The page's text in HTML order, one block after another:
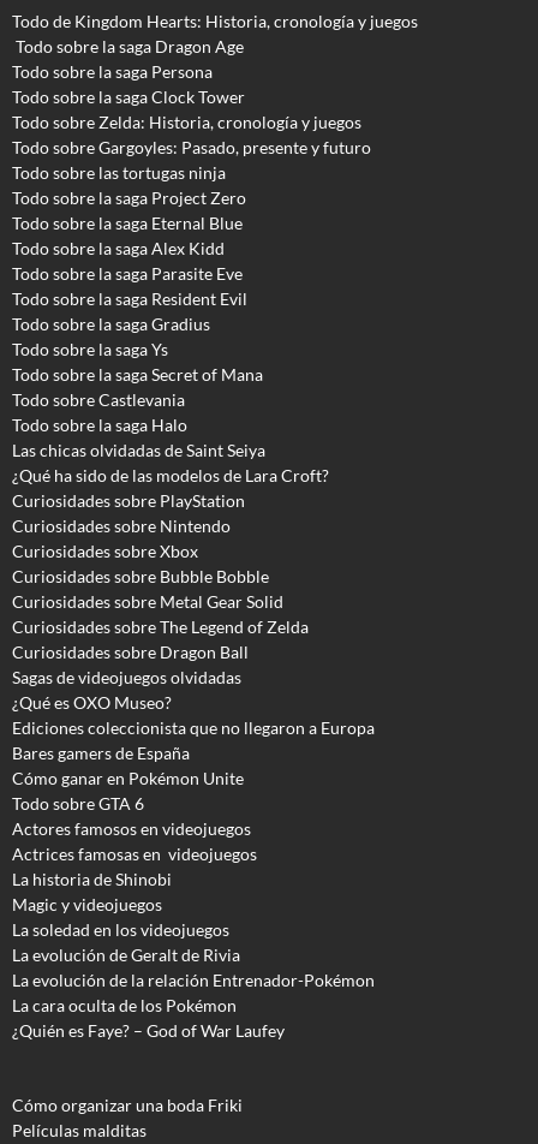
Todo de Kingdom Hearts: Historia, cronología y juegos
Todo sobre la saga Dragon Age
Todo sobre la saga Persona
Todo sobre la saga Clock Tower
Todo sobre Zelda: Historia, cronología y juegos
Todo sobre Gargoyles: Pasado, presente y futuro
Todo sobre las tortugas ninja
Todo sobre la saga Project Zero
Todo sobre la saga Eternal Blue
Todo sobre la saga Alex Kidd
Todo sobre la saga Parasite Eve
Todo sobre la saga Resident Evil
Todo sobre la saga Gradius
Todo sobre la saga Ys
Todo sobre la saga Secret of Mana
Todo sobre Castlevania
Todo sobre la saga Halo
Las chicas olvidadas de Saint Seiya
¿Qué ha sido de las modelos de Lara Croft?
Curiosidades sobre PlayStation
Curiosidades sobre Nintendo
Curiosidades sobre Xbox
Curiosidades sobre Bubble Bobble
Curiosidades sobre Metal Gear Solid
Curiosidades sobre The Legend of Zelda
Curiosidades sobre Dragon Ball
Sagas de videojuegos olvidadas
¿Qué es OXO Museo?
Ediciones coleccionista que no llegaron a Europa
Bares gamers de España
Cómo ganar en Pokémon Unite
Todo sobre GTA 6
Actores famosos en videojuegos
Actrices famosas en videojuegos
La historia de Shinobi
Magic y videojuegos
La soledad en los videojuegos
La evolución de Geralt de Rivia
La evolución de la relación Entrenador-Pokémon
La cara oculta de los Pokémon
¿Quién es Faye? – God of War Laufey
Cómo organizar una boda Friki
Películas malditas